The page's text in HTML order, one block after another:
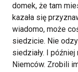
domek, że tam
kazała się
wiadomo, może
siedzicie. Nie
siedziały. I
Niemców. Zrobili